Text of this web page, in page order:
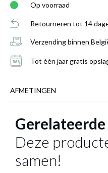
Op voorraad
Retourneren tot 14
Verzending binnen
Tot één jaar gratis
AFMETINGEN
BREEDTE
HOOGTE
Meer afmetingen
Deze
samen!
Set 4 Bakvorm
is toegevoegd aan je